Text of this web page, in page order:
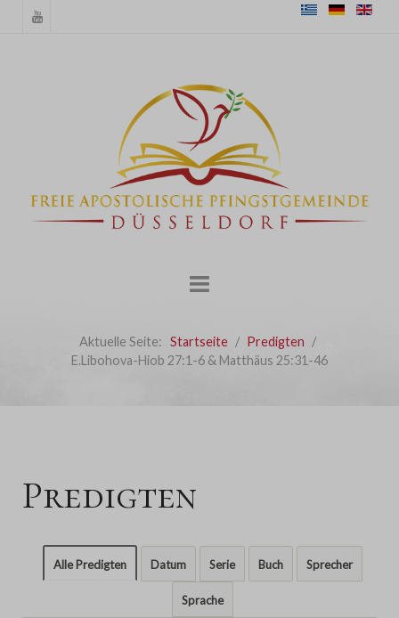
Aktuelle Seite: Startseite
Predigten
E.Libohova-Hiob 27:1-6 & Matthäus 25:31-46
Predigten
Alle Predigten Datum Serie Buch Sprecher
Sprache